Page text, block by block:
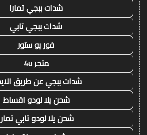
شدات ببجي تمارا
شدات ببجي تابي
فور يو ستور
متجر 4u
شدات ببجي عن طريق
شحن يلا لودو اقساط
شحن يلا لودو تابي